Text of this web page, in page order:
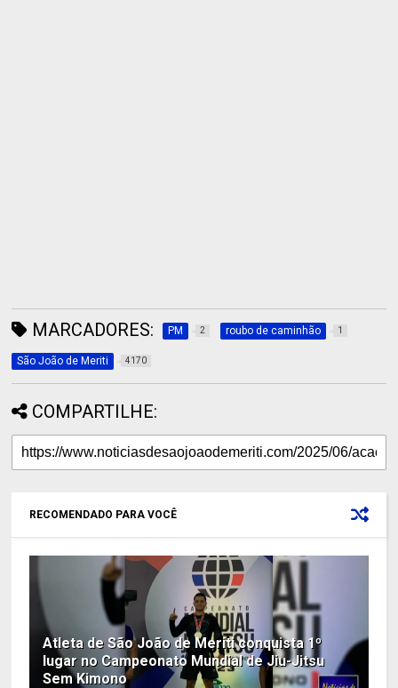
MARCADORES: PM 2 roubo de caminhão 1
São João de Meriti 4170
COMPARTILHE:
RECOMENDADO PARA VOCÊ
Atleta de São João de Meriti conquista 1º
lugar no Campeonato Mundial de Jiu-Jitsu
Sem Kimono